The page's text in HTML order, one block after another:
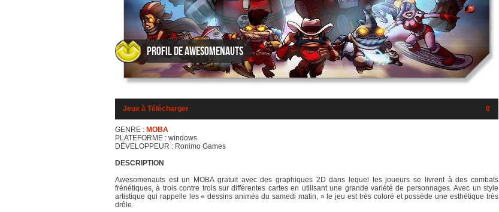
Profil de Awesomenauts
Jeux à Télécharger 0
GENRE : MOBA
PLATEFORME : windows
DÉVELOPPEUR : Ronimo Games
DESCRIPTION
Awesomenauts est un MOBA gratuit avec des graphiques 2D dans lequel les joueurs se livrent à des combats
frénétiques, à trois contre trois sur différentes cartes en utilisant une grande variété de personnages. Avec un style
artistique qui rappelle les « dessins animés du samedi matin, » le jeu est très coloré et possède une esthétique très
drôle.